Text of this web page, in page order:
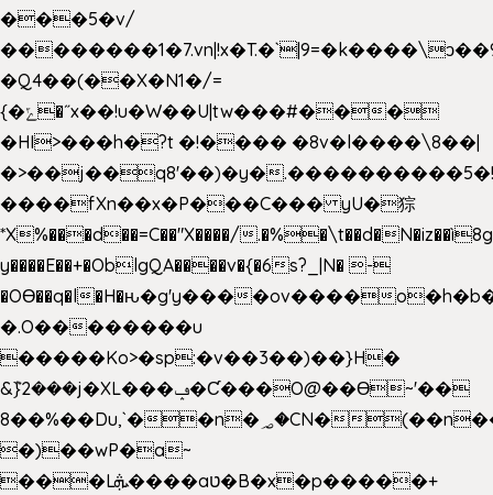
���5�v/
��������1�7.vn|!x�T.�`|9=�k����\ͻ��ߏ��9B'|
�Q4��(��X�N1�/=
{�ݻ�˝x��!u�W��U|tw���#���
�HI>���h�?t �!���� �8v�l����\8��|
�>��j��q8'��)�y�.����������5�!
����fXn��x�P���C��� yU�猔
*X%���d��=C��"X����/
y����E��+�OblgQA����v�{�6s?_|N� -
�OƟ��q�l�H�ԋ�g'y����ov����
�.O��������u
�����Ko>�sp:�v��3��)��}H�
&݉}2���j�XL���ݡ�Ƈ���O@��Ɵ~'��
8��%��Du,`��n�؃�CN�(��n��ւ���B�9��
�)��wP�a~
���Lܞ����aט�B�x�p�����+